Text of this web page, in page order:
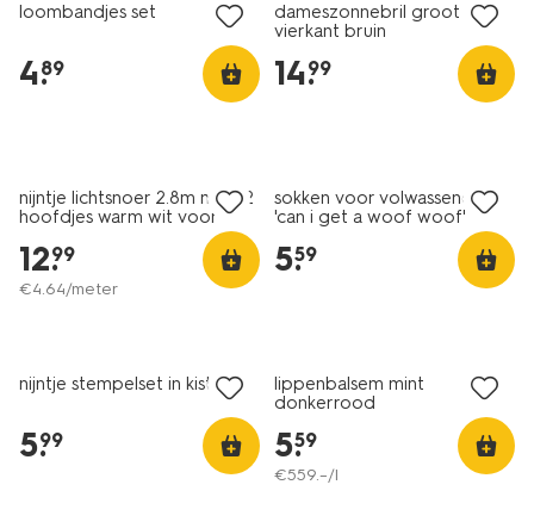
loombandjes set
4.
89
dameszonnebril groot
vierkant bruin
14.
99
nijntje lichtsnoer 2.8m met 12
hoofdjes warm wit voor
12.
99
€4.64/meter
sokken voor volwassenen
'can i get a woof woof'
5.
59
nijntje stempelset in kistje
5.
99
lippenbalsem mint
donkerrood
5.
59
€559.–/l